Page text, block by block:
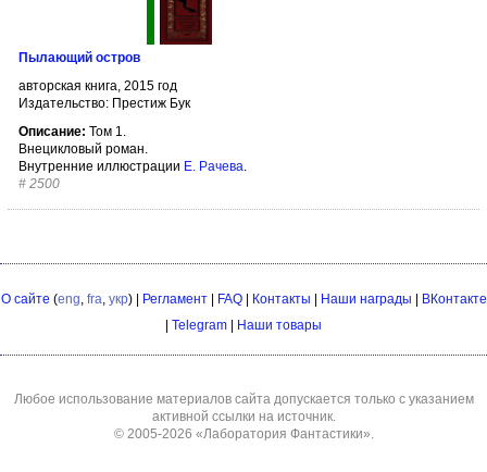
Пылающий остров
авторская книга, 2015 год
Издательство: Престиж Бук
Описание: Том 1.
Внецикловый роман.
Внутренние иллюстрации Е. Рачева.
# 2500
О сайте (eng, fra, укр) | Регламент| FAQ| Контакты Наши награды
ВКонтакте
Telegram Наши товары
Любое использование материалов сайта допускается только с указанием
активной ссылки на источник.
© 2005-2026 «Лаборатория Фантастики».